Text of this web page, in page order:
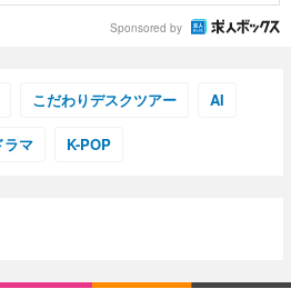
Sponsored by
こだわりデスクツアー AI
ラマ K-POP